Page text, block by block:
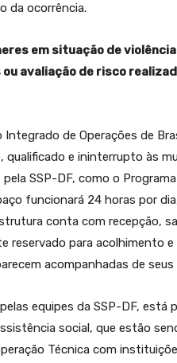
da ocorrência.
em situação de
avaliação de risco
de Operações de
e ininterrupto às
SSP-DF, como o
funcionará 24 horas por
conta com recepção,
reservado para acolhimento
acompanhadas de seus
equipes da SSP-DF,
social, que estão
Técnica com